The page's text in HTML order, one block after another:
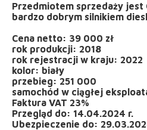
Przedmiotem sprzedaży
bardzo dobrym silnikiem
Cena netto: 39 000 zł
rok produkcji: 2018
rok rejestracji w kraju: 2022
kolor: biały
przebieg: 251 000
samochód w ciągłej
Faktura VAT 23%
Przegląd do: 14.04.2024 r.
Ubezpieczenie do: